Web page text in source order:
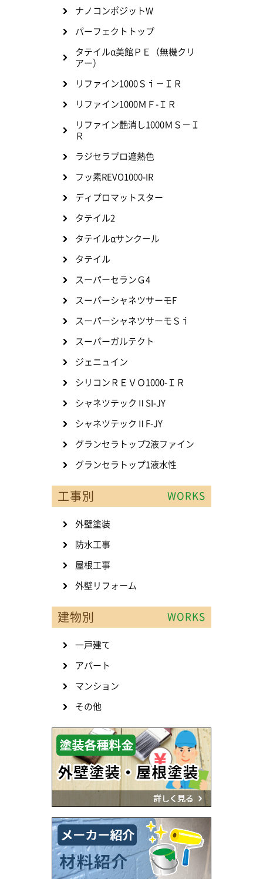
ナノコンポジットW
パーフェクトトップ
タテイルα美館ＰＥ（無機クリ
アー）
リファイン1000Ｓｉ－ＩＲ
リファイン1000ＭＦ-ＩＲ
リファイン艶消し1000ＭＳ－Ｉ
Ｒ
ラジセラプロ遮熱色
フッ素REVO1000-IR
ディプロマットスター
タテイル2
タテイルαサンクール
タテイル
スーパーセランＧ4
スーパーシャネツサーモF
スーパーシャネツサーモＳｉ
スーパーガルテクト
ジェニュイン
シリコンＲＥＶＯ1000-ＩＲ
シャネツテックⅡSI-JY
シャネツテックⅡF-JY
グランセラトップ2液ファイン
グランセラトップ1液水性
工事別 WORKS
外壁塗装
防水工事
屋根工事
外壁リフォーム
建物別 WORKS
一戸建て
アパート
マンション
その他